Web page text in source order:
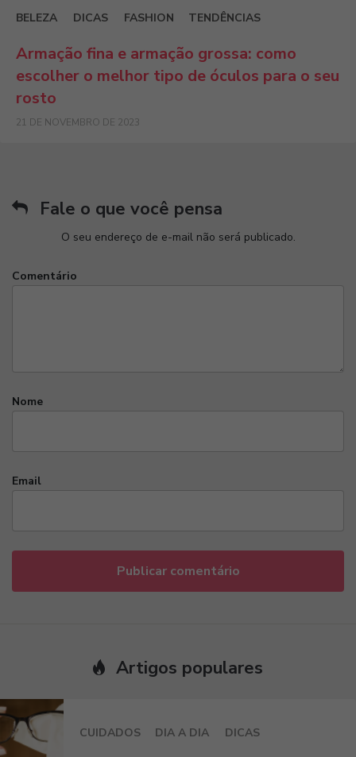
BELEZA DICAS FASHION TENDÊNCIAS
Armação fina e armação grossa: como
escolher o melhor tipo de óculos para o seu
rosto
21 DE NOVEMBRO DE 2023
Fale o que você pensa
O seu endereço de e-mail não será publicado.
Nome
Email
Comentário
Artigos populares
CUIDADOS DIA A DIA DICAS